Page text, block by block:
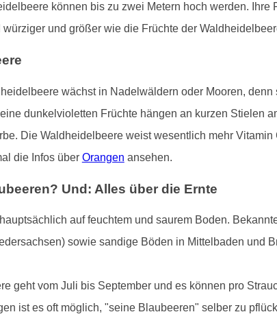
können bis zu zwei Metern hoch werden.
würziger und größer wie die Früchte der
wächst in Nadelwäldern oder Mooren,
dunkelvioletten Früchte hängen an kurzen Stielen
Die Waldheidelbeere weist wesentlich mehr
die Infos über Orangen ansehen.
Und: Alles über die Ernte
auf feuchtem und saurem Boden.
sowie sandige Böden in Mittelbaden und
geht vom Juli bis September und es können pro
ist es oft möglich, "seine Blaubeeren" selber zu